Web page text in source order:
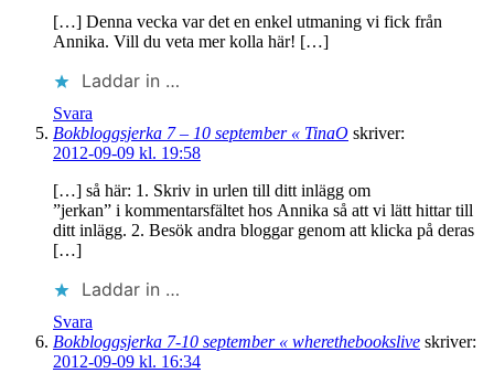
[…] Denna vecka var det en enkel utmaning vi fick från
Annika. Vill du veta mer kolla här! […]
Laddar in …
Svara
Bokbloggsjerka 7 – 10 september « TinaO skriver:
2012-09-09 kl. 19:58
[…] så här: 1. Skriv in urlen till ditt inlägg om
”jerkan” i kommentarsfältet hos Annika så att vi lätt hittar till
ditt inlägg. 2. Besök andra bloggar genom att klicka på deras
[…]
Laddar in …
Svara
Bokbloggsjerka 7-10 september « wherethebookslive skriver:
2012-09-09 kl. 16:34